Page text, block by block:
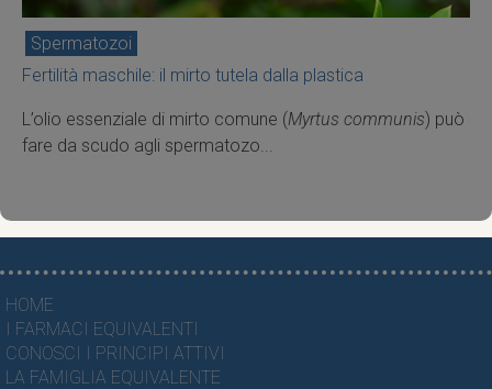
Spermatozoi
Fertilità maschile: il mirto tutela dalla plastica
L’olio essenziale di mirto comune (Myrtus communis) può
fare da scudo agli spermatozo...
HOME
I FARMACI EQUIVALENTI
CONOSCI I PRINCIPI ATTIVI
LA FAMIGLIA EQUIVALENTE